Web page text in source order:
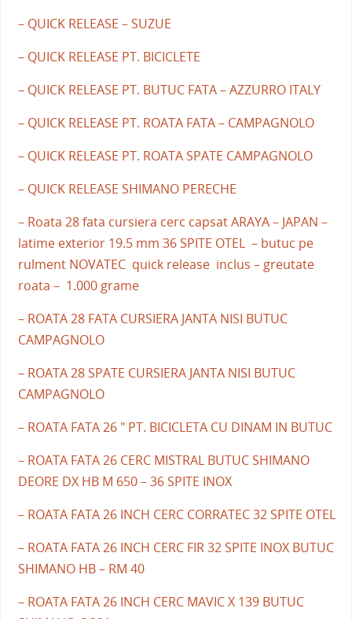
– QUICK RELEASE – SUZUE
– QUICK RELEASE PT. BICICLETE
– QUICK RELEASE PT. BUTUC FATA – AZZURRO ITALY
– QUICK RELEASE PT. ROATA FATA – CAMPAGNOLO
– QUICK RELEASE PT. ROATA SPATE CAMPAGNOLO
– QUICK RELEASE SHIMANO PERECHE
– Roata 28 fata cursiera cerc capsat ARAYA – JAPAN –
latime exterior 19.5 mm 36 SPITE OTEL – butuc pe
rulment NOVATEC quick release inclus – greutate
roata – 1.000 grame
– ROATA 28 FATA CURSIERA JANTA NISI BUTUC
CAMPAGNOLO
– ROATA 28 SPATE CURSIERA JANTA NISI BUTUC
CAMPAGNOLO
– ROATA FATA 26 " PT. BICICLETA CU DINAM IN BUTUC
– ROATA FATA 26 CERC MISTRAL BUTUC SHIMANO
DEORE DX HB M 650 – 36 SPITE INOX
– ROATA FATA 26 INCH CERC CORRATEC 32 SPITE OTEL
– ROATA FATA 26 INCH CERC FIR 32 SPITE INOX BUTUC
SHIMANO HB – RM 40
– ROATA FATA 26 INCH CERC MAVIC X 139 BUTUC